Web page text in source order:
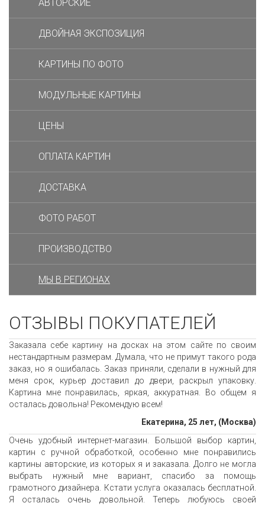
АВТОРСКИЕ
ДВОЙНАЯ ЭКСПОЗИЦИЯ
КАРТИНЫ ПО ФОТО
МОДУЛЬНЫЕ КАРТИНЫ
ЦЕНЫ
ОПЛАТА КАРТИН
ДОСТАВКА
ФОТО РАБОТ
ПРОИЗВОДСТВО
МЫ В РЕГИОНАХ
ОТЗЫВЫ ПОКУПАТЕЛЕЙ
Заказала себе картину на досках на этом сайте по своим
нестандартным размерам. Думала, что не примут такого рода
заказ, но я ошибалась. Заказ приняли, сделали в нужный для
меня срок, курьер доставил до двери, раскрыл упаковку.
Картина мне понравилась, яркая, аккуратная. Во общем я
осталась довольна! Рекомендую всем!
Екатерина, 25 лет, (Москва)
Очень удобный интернет-магазин. Большой выбор картин,
картин с ручной обработкой, особенно мне понравились
картины авторские, из которых я и заказала. Долго не могла
выбрать нужный мне вариант, спасибо за помощь
грамотного дизайнера. Кстати услуга оказалась бесплатной.
Я осталась очень довольной. Теперь любуюсь своей